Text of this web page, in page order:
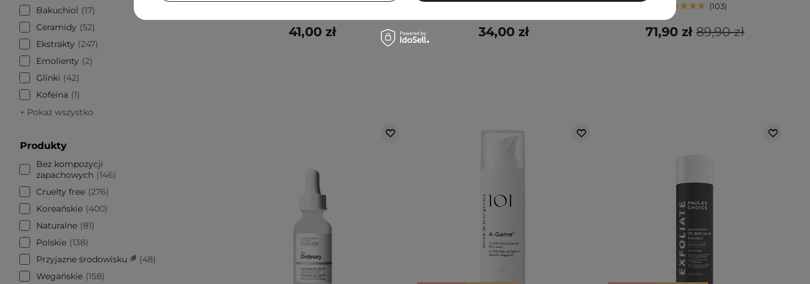
Bakuchiol
17
Ceramidy
52
Ekstrakty
247
Emolienty
2
Glinki
42
Kofeina
1
+ Pokaż wszystko
Produkty
Bez kompozycji
zapachowych
146
Cruelty free 276
Koreańskie
400
Naturalne 81
Polskie 138
Przyjazne środowisku
48
Wegańskie 158
41,00 zł 34,00 zł
103
89,90 zł
71,90 zł